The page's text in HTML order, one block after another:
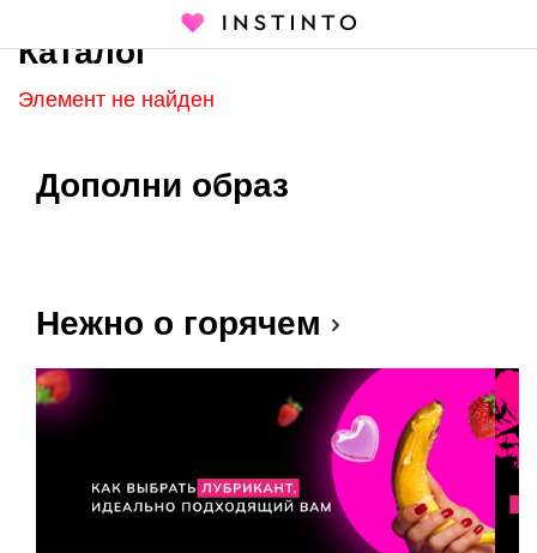
Каталог
Каталог
Элемент не найден
Дополни образ
Нежно о горячем